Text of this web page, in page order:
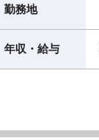
勤務地
年収・給与